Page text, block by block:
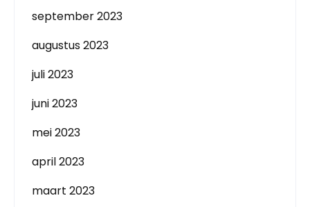
september 2023
augustus 2023
juli 2023
juni 2023
mei 2023
april 2023
maart 2023